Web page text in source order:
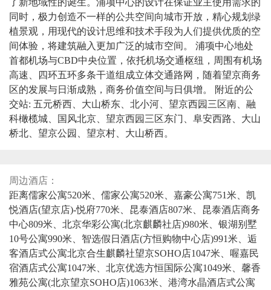
了新地域性的诞生。浦项中心的设计在保证业主使用需求的
同时，极力创造不一样的公共空间向城市开放，精心规划绿
植景观，用现代的设计思维和技术手段为人们提供优质的空
间体验，将建筑融入更加广泛的城市空间。 浦项中心地处
首都机场与CBD中央位置，依托机场交通枢纽，周围有机场
高速、四环五环多条干道组成立体交通路网，随着望京商务
区的发展与日渐成熟，商务价值空间与日俱增。 附近的公
交站: 五元桥西、大山桥东、北小河、望京西园三区南、融
科橄榄城、国风北京、望京西园三区东门、阜安西路、大山
桥北、望京公园、望京村、大山桥西。
周边酒店：
距离儒家公寓520米、儒家公寓520米、嘉豪公寓751米、凯
悦酒店(望京店)-悦府770米、昆泰酒店807米、昆泰酒店商务
中心809米、北京华彩公寓(北京麒麟社店)980米、银湖别墅
10号公寓990米、智选假日酒店(方恒购物中心店)991米、逅
客酒店式公寓北京合生麒麟社望京SOHO店1047米、喔嘉民
宿酒店式公寓1047米、北京优选方恒国际公寓1049米、馨香
雅苑公寓(北京望京SOHO店)1063米、港湾水晶酒店式公寓